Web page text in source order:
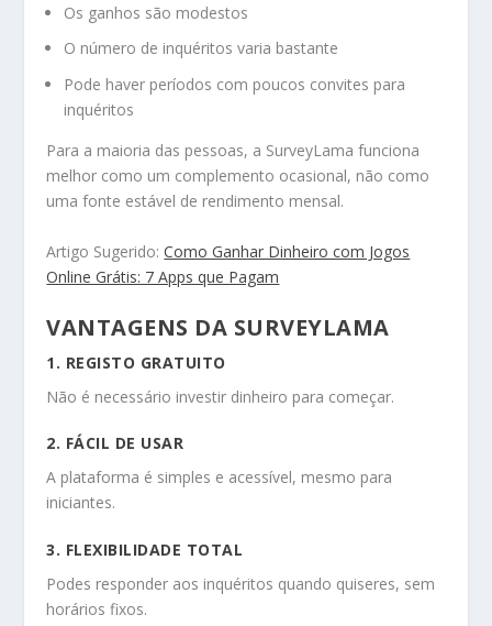
Os ganhos são modestos
O número de inquéritos varia bastante
Pode haver períodos com poucos convites para
inquéritos
Para a maioria das pessoas, a SurveyLama funciona
melhor como um complemento ocasional, não como
uma fonte estável de rendimento mensal.
Artigo Sugerido:Como Ganhar Dinheiro com Jogos
Online Grátis: 7 Apps que Pagam
VANTAGENS DA SURVEYLAMA
1. REGISTO GRATUITO
Não é necessário investir dinheiro para começar.
2. FÁCIL DE USAR
A plataforma é simples e acessível, mesmo para
iniciantes.
3. FLEXIBILIDADE TOTAL
Podes responder aos inquéritos quando quiseres, sem
horários fixos.